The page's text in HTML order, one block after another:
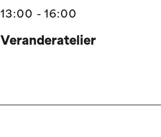
13:00 - 16:00
Veranderatelier